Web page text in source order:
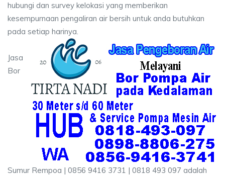
hubungi dan survey kelokasi yang memberikan
kesempurnaan pengaliran air bersih untuk anda butuhkan
pada setiap harinya.
Jasa
Bor
Sumur Rempoa | 0856 9416 3731 | 0818 493 097 adalah